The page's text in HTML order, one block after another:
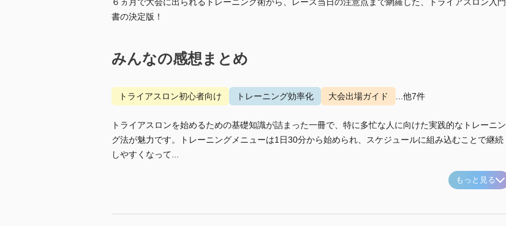
書の決定版！
みんなの感想まとめ
トライアスロン初心者向け トレーニング効率化 大会出場ガイド ...他7件
トライアスロンを始めるための基礎知識が詰まった一冊で、特に多忙な人に向けた実践的なトレーニン
グ法が魅力です。トレーニングメニューは1日30分から始められ、スケジュールに組み込むことで継続
しやすくなって...
もっと見る